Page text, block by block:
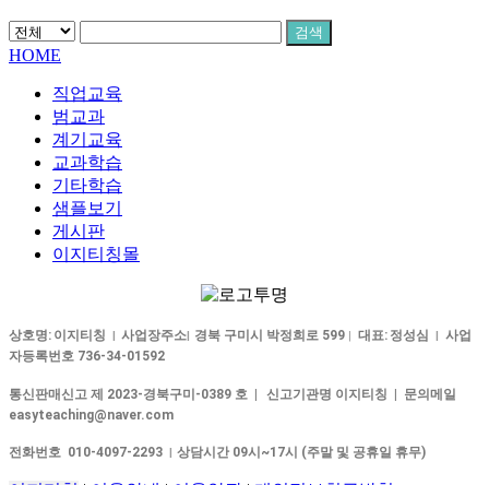
검색
HOME
직업교육
범교과
계기교육
교과학습
기타학습
샘플보기
게시판
이지티칭몰
상호명: 이지티칭 사업장주소 경북 구미시 박정희로 599 대표: 정성심
사업
자등록번호 736-34-01592
통신판매신고 제 2023-경북구미-0389 호 |
신고기관명 이지티칭 | 문의메일
easyteaching@naver.com
전화번호 010-4097-2293 상담시간 09시~17시 (주말 및 공휴일 휴무)